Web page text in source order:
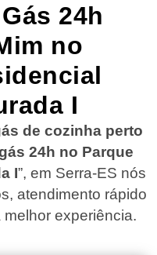
24h
no
I
de cozinha perto
24h no Parque
I”, em Serra-ES nós
atendimento rápido
experiência.